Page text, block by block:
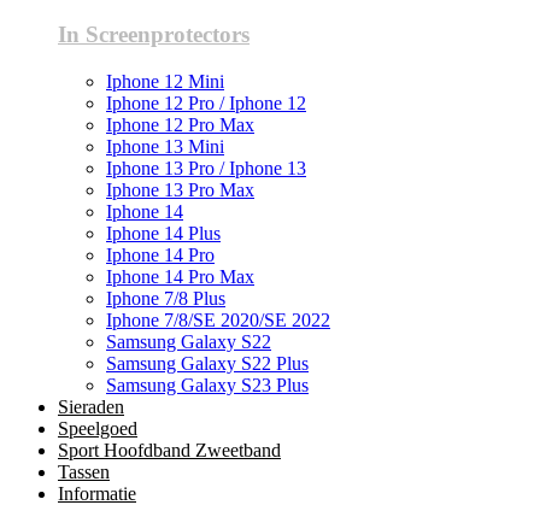
In Screenprotectors
Iphone 12 Mini
Iphone 12 Pro / Iphone 12
Iphone 12 Pro Max
Iphone 13 Mini
Iphone 13 Pro / Iphone 13
Iphone 13 Pro Max
Iphone 14
Iphone 14 Plus
Iphone 14 Pro
Iphone 14 Pro Max
Iphone 7/8 Plus
Iphone 7/8/SE 2020/SE 2022
Samsung Galaxy S22
Samsung Galaxy S22 Plus
Samsung Galaxy S23 Plus
Sieraden
Speelgoed
Sport Hoofdband Zweetband
Tassen
Informatie